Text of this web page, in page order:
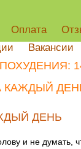
Оплата
Вакансии
КАЖДЫЙ
ДЕНЬ
и не думать,